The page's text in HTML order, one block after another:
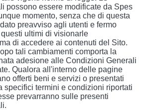
possono essere modificate da Spes
momento, senza che di questa
preavviso agli utenti e fermo
ultimi di visionarle
di accedere ai contenuti del Sito.
tali cambiamenti comporta la
adesione alle Condizioni Generali
Qualora all'interno delle pagine
offerti beni e servizi o presentati
specifici termini e condizioni riportati
prevarranno sulle presenti